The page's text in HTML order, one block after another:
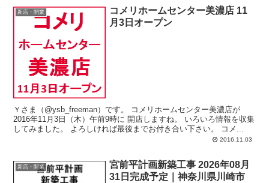
新店・開業
コメリホームセンター美濃店 11
月3日オープン
Ｙさま（@ysb_freeman）です。 コメリホームセンター美濃店が
2016年11月3日（木）午前9時に 開店しますね。 いろいろ情報を収集
してみました。 よろしければ最後までお付き合い下さい。 コメ...
2016.11.03
新店・開業
宮前平計画新築工事 2026年08月
31日完成予定｜神奈川県川崎市